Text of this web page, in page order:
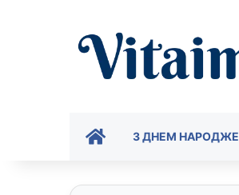
ГОЛОВНА
З ДНЕМ